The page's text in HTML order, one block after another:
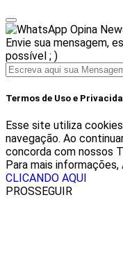
Opina
Envie sua mensagem,
possível ; )
Termos de Uso e
Esse site utiliza
navegação. Ao
concorda com nossos
Para mais informações,
CLICANDO AQUI
PROSSEGUIR